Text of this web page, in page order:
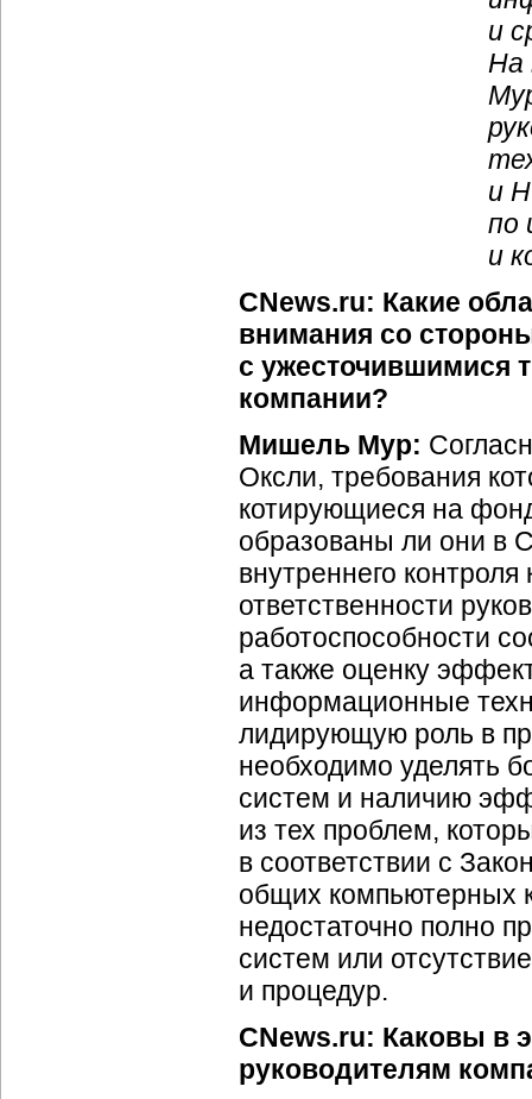
и
На
и
по
и
CNews.ru: Какие
внимания со
с ужесточившимися
компании?
Мишель Мур:
Оксли, требования
котирующиеся на
образованы ли они в
внутреннего
ответственности
работоспособности
а также оценку
информационные
лидирующую роль в
необходимо уделять
систем и наличию
из тех проблем,
в соответствии с
общих компьютерных
недостаточно полно
систем или
и процедур.
CNews.ru: Каковы в
руководителям